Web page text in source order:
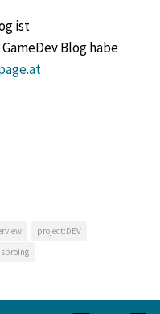
ist
Blog habe
project:DEV
sproing